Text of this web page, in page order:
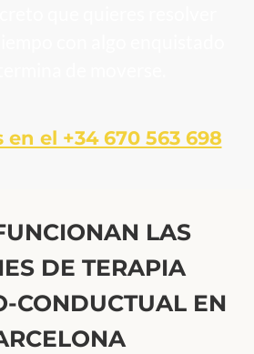
el +34 670 563 698
LAS
DE TERAPIA
CONDUCTUAL EN